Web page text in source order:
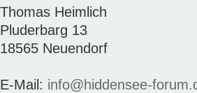
Thomas Heimlich
Pluderbarg 13
18565 Neuendorf
E-Mail: info@hiddensee-